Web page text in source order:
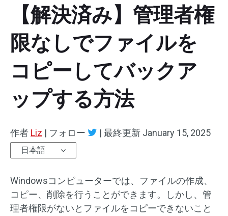
【解決済み】管理者権
限なしでファイルを
コピーしてバックア
ップする方法
作者 Liz | フォロー | 最終更新 January 15, 2025
日本語
Windowsコンピューターでは、ファイルの作成、
コピー、削除を行うことができます。しかし、管
理者権限がないとファイルをコピーできないこと